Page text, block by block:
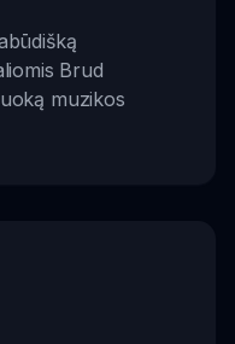
Brud
muzikos